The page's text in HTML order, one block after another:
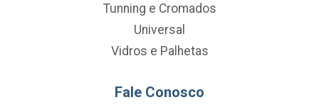
Tunning e Cromados
Universal
Vidros e Palhetas
Fale Conosco